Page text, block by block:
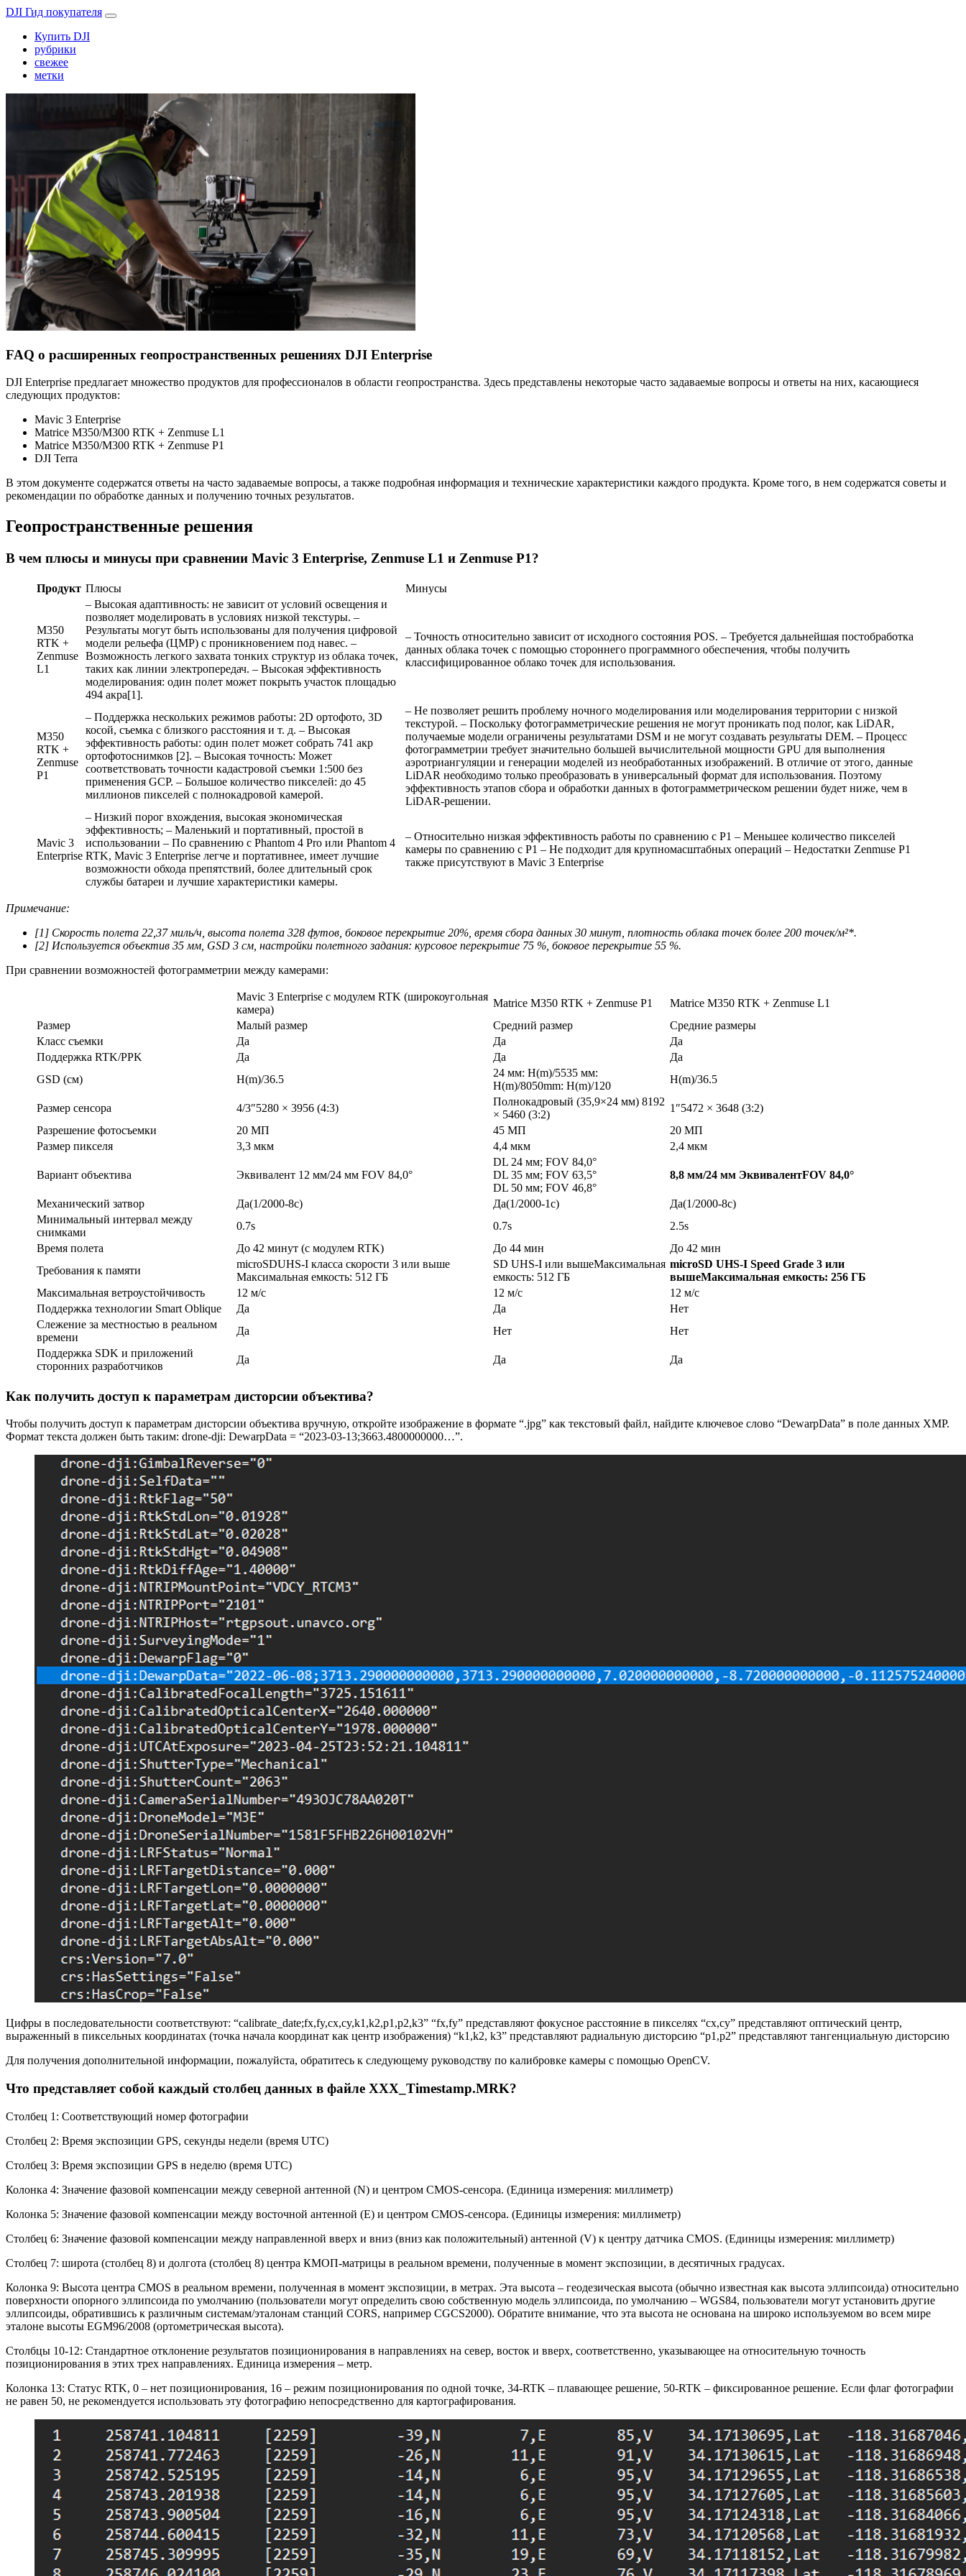
DJI Гид покупателя
Купить DJI
рубрики
свежее
метки
FAQ о расширенных геопространственных решениях DJI Enterprise
DJI Enterprise предлагает множество продуктов для профессионалов в области геопространства. Здесь представлены некоторые часто задаваемые вопросы и ответы на них, касающиеся
следующих продуктов:
Mavic 3 Enterprise
Matrice M350/M300 RTK + Zenmuse L1
Matrice M350/M300 RTK + Zenmuse P1
DJI Terra
В этом документе содержатся ответы на часто задаваемые вопросы, а также подробная информация и технические характеристики каждого продукта. Кроме того, в нем содержатся советы и
рекомендации по обработке данных и получению точных результатов.
Геопространственные решения
В чем плюсы и минусы при сравнении Mavic 3 Enterprise, Zenmuse L1 и Zenmuse P1?
Продукт Плюсы Минусы
M350
RTK +
Zenmuse
L1
– Высокая адаптивность: не зависит от условий освещения и
позволяет моделировать в условиях низкой текстуры. –
Результаты могут быть использованы для получения цифровой
модели рельефа (ЦМР) с проникновением под навес. –
Возможность легкого захвата тонких структур из облака точек,
таких как линии электропередач. – Высокая эффективность
моделирования: один полет может покрыть участок площадью
494 акра[1].
– Точность относительно зависит от исходного состояния POS. – Требуется дальнейшая постобработка
данных облака точек с помощью стороннего программного обеспечения, чтобы получить
классифицированное облако точек для использования.
M350
RTK +
Zenmuse
P1
– Поддержка нескольких режимов работы: 2D ортофото, 3D
косой, съемка с близкого расстояния и т. д. – Высокая
эффективность работы: один полет может собрать 741 акр
ортофотоснимков [2]. – Высокая точность: Может
соответствовать точности кадастровой съемки 1:500 без
применения GCP. – Большое количество пикселей: до 45
миллионов пикселей с полнокадровой камерой.
– Не позволяет решить проблему ночного моделирования или моделирования территории с низкой
текстурой. – Поскольку фотограмметрические решения не могут проникать под полог, как LiDAR,
получаемые модели ограничены результатами DSM и не могут создавать результаты DEM. – Процесс
фотограмметрии требует значительно большей вычислительной мощности GPU для выполнения
аэротриангуляции и генерации моделей из необработанных изображений. В отличие от этого, данные
LiDAR необходимо только преобразовать в универсальный формат для использования. Поэтому
эффективность этапов сбора и обработки данных в фотограмметрическом решении будет ниже, чем в
LiDAR-решении.
Mavic 3
Enterprise
– Низкий порог вхождения, высокая экономическая
эффективность; – Маленький и портативный, простой в
использовании – По сравнению с Phantom 4 Pro или Phantom 4
RTK, Mavic 3 Enterprise легче и портативнее, имеет лучшие
возможности обхода препятствий, более длительный срок
службы батареи и лучшие характеристики камеры.
– Относительно низкая эффективность работы по сравнению с P1 – Меньшее количество пикселей
камеры по сравнению с P1 – Не подходит для крупномасштабных операций – Недостатки Zenmuse P1
также присутствуют в Mavic 3 Enterprise
Примечание:
[1] Скорость полета 22,37 миль/ч, высота полета 328 футов, боковое перекрытие 20%, время сбора данных 30 минут, плотность облака точек более 200 точек/м²*.
[2] Используется объектив 35 мм, GSD 3 см, настройки полетного задания: курсовое перекрытие 75 %, боковое перекрытие 55 %.
При сравнении возможностей фотограмметрии между камерами:
Mavic 3 Enterprise с модулем RTK (широкоугольная
камера)
Matrice M350 RTK + Zenmuse P1
Matrice M350 RTK + Zenmuse L1
Размер
Малый размер Средний размер
Средние размеры
Класс съемки
Да Да
Да
Поддержка RTK/PPK
Да Да
Да
GSD (см)
H(m)/36.5
24 мм: H(m)/5535 мм:
H(m)/8050mm: H(m)/120
H(m)/36.5
Размер сенсора 4/3″5280 × 3956 (4:3)
Полнокадровый (35,9×24 мм) 8192
× 5460 (3:2)
1″5472 × 3648 (3:2)
Разрешение фотосъемки
20 МП 45 МП
20 МП
Размер пикселя
3,3 мкм 4,4 мкм 2,4 мкм
Вариант объектива Эквивалент 12 мм/24 мм FOV 84,0°
DL 24 мм; FOV 84,0°
DL 35 мм; FOV 63,5°
DL 50 мм; FOV 46,8°
8,8 мм/24 мм ЭквивалентFOV 84,0°
Механический затвор Да(1/2000-8с) Да(1/2000-1с)
Да(1/2000-8с)
Минимальный интервал между
снимками
0.7s 0.7s
2.5s
Время полета
До 42 минут (с модулем RTK) До 44 мин
До 42 мин
Требования к памяти
microSDUHS-I класса скорости 3 или выше
Максимальная емкость: 512 ГБ
SD UHS-I или вышеМаксимальная
емкость: 512 ГБ
microSD UHS-I Speed Grade 3 или
вышеМаксимальная емкость: 256 ГБ
Максимальная ветроустойчивость
12 м/с 12 м/с
12 м/с
Поддержка технологии Smart Oblique
Да Да
Нет
Слежение за местностью в реальном
времени
Да Нет
Нет
Поддержка SDK и приложений
сторонних разработчиков
Да Да Да
Как получить доступ к параметрам дисторсии объектива?
Чтобы получить доступ к параметрам дисторсии объектива вручную, откройте изображение в формате “.jpg” как текстовый файл, найдите ключевое слово “DewarpData” в поле данных XMP.
Формат текста должен быть таким: drone-dji: DewarpData = “2023-03-13;3663.4800000000…”.
Цифры в последовательности соответствуют: “calibrate_date;fx,fy,cx,cy,k1,k2,p1,p2,k3” “fx,fy” представляют фокусное расстояние в пикселях “cx,cy” представляют оптический центр,
выраженный в пиксельных координатах (точка начала координат как центр изображения) “k1,k2, k3” представляют радиальную дисторсию “p1,p2” представляют тангенциальную дисторсию
Для получения дополнительной информации, пожалуйста, обратитесь к следующему руководству по калибровке камеры с помощью OpenCV.
Что представляет собой каждый столбец данных в файле XXX_Timestamp.MRK?
Столбец 1: Соответствующий номер фотографии
Столбец 2: Время экспозиции GPS, секунды недели (время UTC)
Столбец 3: Время экспозиции GPS в неделю (время UTC)
Колонка 4: Значение фазовой компенсации между северной антенной (N) и центром CMOS-сенсора. (Единица измерения: миллиметр)
Колонка 5: Значение фазовой компенсации между восточной антенной (E) и центром CMOS-сенсора. (Единицы измерения: миллиметр)
Столбец 6: Значение фазовой компенсации между направленной вверх и вниз (вниз как положительный) антенной (V) к центру датчика CMOS. (Единицы измерения: миллиметр)
Столбец 7: широта (столбец 8) и долгота (столбец 8) центра КМОП-матрицы в реальном времени, полученные в момент экспозиции, в десятичных градусах.
Колонка 9: Высота центра CMOS в реальном времени, полученная в момент экспозиции, в метрах. Эта высота – геодезическая высота (обычно известная как высота эллипсоида) относительно
поверхности опорного эллипсоида по умолчанию (пользователи могут определить свою собственную модель эллипсоида, по умолчанию – WGS84, пользователи могут установить другие
эллипсоиды, обратившись к различным системам/эталонам станций CORS, например CGCS2000). Обратите внимание, что эта высота не основана на широко используемом во всем мире
эталоне высоты EGM96/2008 (ортометрическая высота).
Столбцы 10-12: Стандартное отклонение результатов позиционирования в направлениях на север, восток и вверх, соответственно, указывающее на относительную точность
позиционирования в этих трех направлениях. Единица измерения – метр.
Колонка 13: Статус RTK, 0 – нет позиционирования, 16 – режим позиционирования по одной точке, 34-RTK – плавающее решение, 50-RTK – фиксированное решение. Если флаг фотографии
не равен 50, не рекомендуется использовать эту фотографию непосредственно для картографирования.